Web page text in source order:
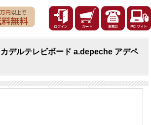
デルテレビボード a.depeche アデペ